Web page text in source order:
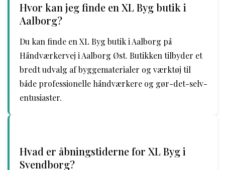
Hvor kan jeg finde en XL Byg butik i
Aalborg?
Du kan finde en XL Byg butik i Aalborg på
Håndværkervej i Aalborg Øst. Butikken tilbyder et
bredt udvalg af byggematerialer og værktøj til
både professionelle håndværkere og gør-det-selv-
entusiaster.
Hvad er åbningstiderne for XL Byg i
Svendborg?